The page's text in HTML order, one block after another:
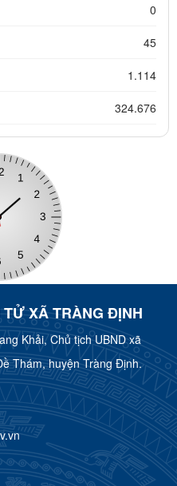
0
45
1.114
324.676
XÃ TRÀNG ĐỊNH
Khải, Chủ tịch UBND xã
Thám, huyện Tràng Định.